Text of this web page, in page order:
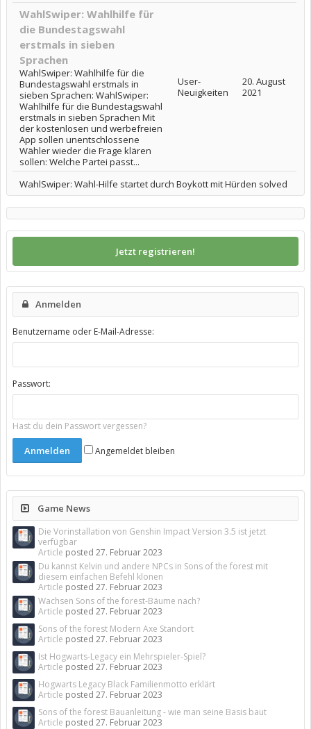
WahlSwiper: Wahlhilfe für
die Bundestagswahl
erstmals in sieben
Sprachen
WahlSwiper: Wahlhilfe für die
Bundestagswahl erstmals in
sieben Sprachen: WahlSwiper:
Wahlhilfe für die Bundestagswahl
erstmals in sieben Sprachen Mit
der kostenlosen und werbefreien
App sollen unentschlossene
Wähler wieder die Frage klären
sollen: Welche Partei passt...
User-
Neuigkeiten
20. August
2021
WahlSwiper: Wahl-Hilfe startet durch Boykott mit Hürden solved
Jetzt registrieren!
Anmelden
Benutzername oder E-Mail-Adresse:
Passwort:
Hast du dein Passwort vergessen?
Angemeldet bleiben
Game News
Die Vorinstallation von Genshin Impact Version 3.5 ist jetzt
verfügbar
Article posted 27. Februar 2023
Du kannst Kelvin und andere NPCs in Sons of the forest mit
diesem einfachen Befehl klonen
Article posted 27. Februar 2023
Wachsen Sons of the forest-Bäume nach?
Article posted 27. Februar 2023
Sons of the forest Modern Axe Standort
Article posted 27. Februar 2023
Ist Hogwarts-Legacy ein Mehrspieler-Spiel?
Article posted 27. Februar 2023
Hogwarts Legacy Black Familienmotto erklärt
Article posted 27. Februar 2023
Sons of the forest Bauanleitung - wie man seine Basis baut
Article posted 27. Februar 2023